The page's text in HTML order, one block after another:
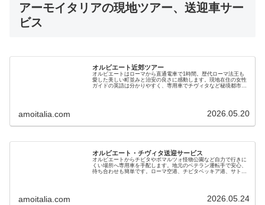
アーモイタリアの現地ツアー、送迎車サー
ビス
オルビエート近郊ツアー
オルビエートはローマから直通電車で1時間。歴代ローマ法王も
愛した美しい町並みと治安の良さに感動します。現地在住の女性
ガイドの英語は分かりやすく、専用車でチヴィタなど秘境都市も
amoitalia.com 2026.05.20
オルビエート・チヴィタ送迎サービス
オルビエートからチビタやボマルツォ怪物公園など自力で行きに
くい場所へ専用車を手配します。地元のベテラン運転手で安心、
待ち合わせも簡単です。ローマ空港、チビタベッキア港、サトゥ
amoitalia.com 2026.05.24